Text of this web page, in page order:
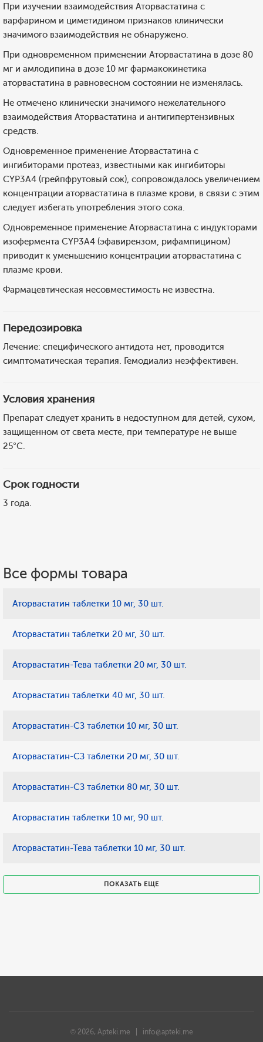
При изучении взаимодействия Аторвастатина с
варфарином и циметидином признаков клинически
значимого взаимодействия не обнаружено.
При одновременном применении Аторвастатина в дозе 80
мг и амлодипина в дозе 10 мг фармакокинетика
аторвастатина в равновесном состоянии не изменялась.
Не отмечено клинически значимого нежелательного
взаимодействия Аторвастатина и антигипертензивных
средств.
Одновременное применение Аторвастатина с
ингибиторами протеаз, известными как ингибиторы
CYP3А4 (грейпфрутовый сок), сопровождалось увеличением
концентрации аторвастатина в плазме крови, в связи с этим
следует избегать употребления этого сока.
Одновременное применение Аторвастатина с индукторами
изофермента CYP3А4 (эфавирензом, рифампицином)
приводит к уменьшению концентрации аторвастатина с
плазме крови.
Фармацевтическая несовместимость не известна.
Передозировка
Лечение: специфического антидота нет, проводится
симптоматическая терапия. Гемодиализ неэффективен.
Условия хранения
Препарат следует хранить в недоступном для детей, сухом,
защищенном от света месте, при температуре не выше
25°С.
Срок годности
3 года.
Все формы товара
Аторвастатин таблетки 10 мг, 30 шт.
Аторвастатин таблетки 20 мг, 30 шт.
Аторвастатин-Тева таблетки 20 мг, 30 шт.
Аторвастатин таблетки 40 мг, 30 шт.
Аторвастатин-СЗ таблетки 10 мг, 30 шт.
Аторвастатин-СЗ таблетки 20 мг, 30 шт.
Аторвастатин-СЗ таблетки 80 мг, 30 шт.
Аторвастатин таблетки 10 мг, 90 шт.
Аторвастатин-Тева таблетки 10 мг, 30 шт.
ПОКАЗАТЬ ЕЩЕ
© 2026, Apteki.me | info@apteki.me